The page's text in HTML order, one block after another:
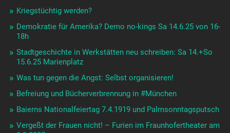
Kriegstüchtig werden?
Demokratie für Amerika? Demo no-kings Sa 14.6.25 von 16-
18h
Stadtgeschichte in Werkstätten neu schreiben: Sa 14.+So
15.6.25 Marienplatz
Was tun gegen die Angst: Selbst organisieren!
Befreiung und Bücherverbrennung in #München
Baierns Nationalfeiertag 7.4.1919 und Palmsonntagsputsch
Vergeßt der Frauen nicht! – Furien im Fraunhofertheater am